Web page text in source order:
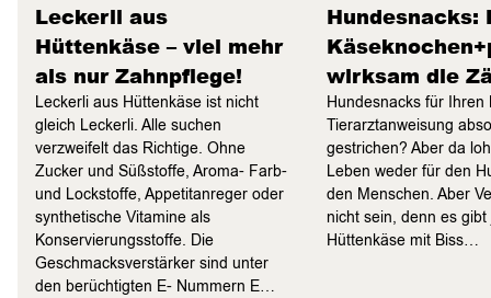
Leckerli aus
Hüttenkäse – viel mehr
als nur Zahnpflege!
Leckerli aus Hüttenkäse ist nicht
gleich Leckerli. Alle suchen
verzweifelt das Richtige. Ohne
Zucker und Süßstoffe, Aroma- Farb-
und Lockstoffe, Appetitanreger oder
synthetische Vitamine als
Konservierungsstoffe. Die
Geschmacksverstärker sind unter
den berüchtigten E- Nummern E…
Hundesnacks:
wirksam die
Hundesnacks für Ihren
Tierarztanweisung
gestrichen? Aber da
Leben weder für den
den Menschen. Aber
nicht sein, denn es gibt
Hüttenkäse mit Biss…